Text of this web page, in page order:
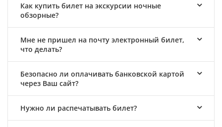
Как купить билет на экскурсии ночные
обзорные?
Мне не пришел на почту электронный билет,
что делать?
Безопасно ли оплачивать банковской картой
через Ваш сайт?
Нужно ли распечатывать билет?